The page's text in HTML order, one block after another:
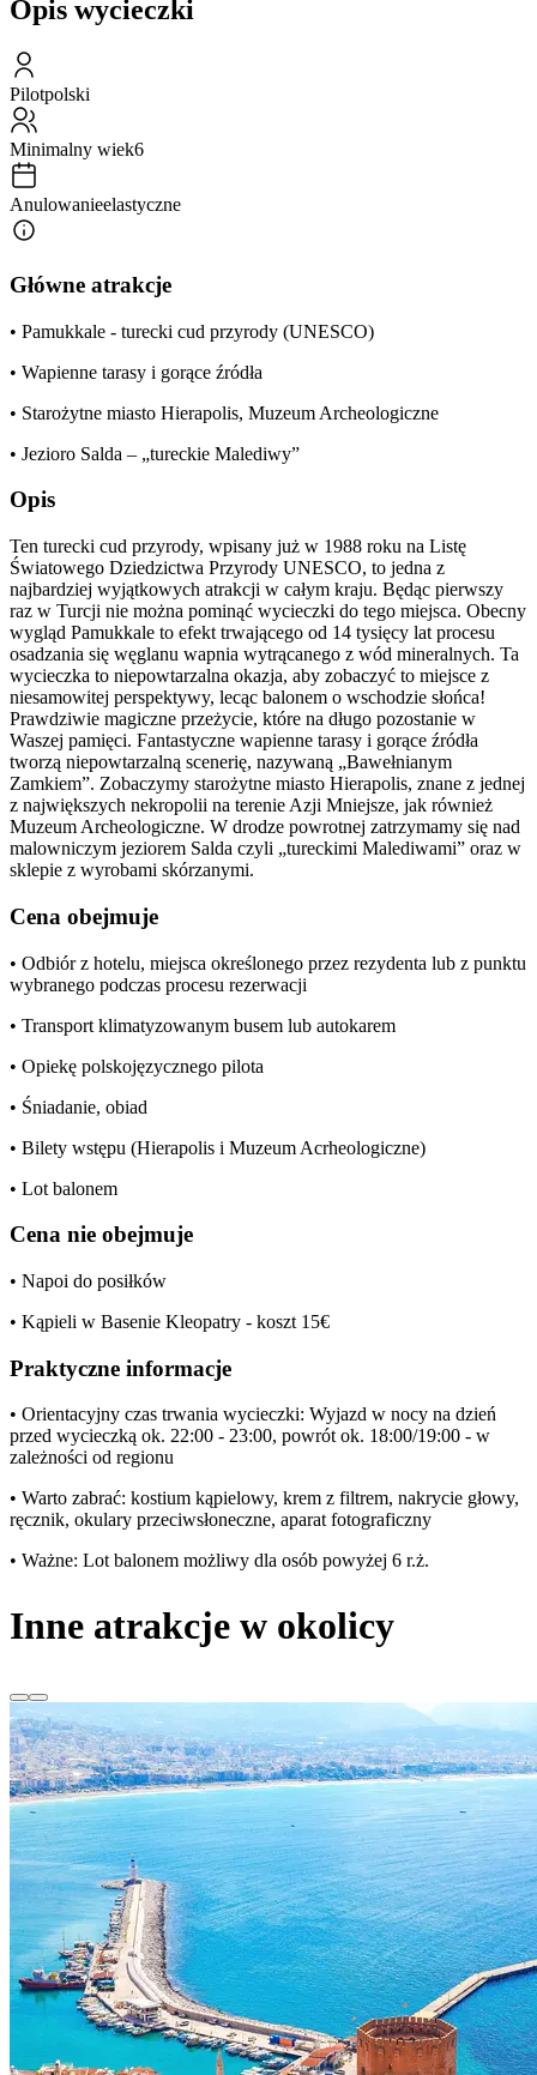
Opis wycieczki
Pilotpolski
Minimalny wiek6
Anulowanieelastyczne
Główne atrakcje
• Pamukkale - turecki cud przyrody (UNESCO)
• Wapienne tarasy i gorące źródła
• Starożytne miasto Hierapolis, Muzeum Archeologiczne
• Jezioro Salda – „tureckie Malediwy”
Opis
Ten turecki cud przyrody, wpisany już w 1988 roku na Listę
Światowego Dziedzictwa Przyrody UNESCO, to jedna z
najbardziej wyjątkowych atrakcji w całym kraju. Będąc pierwszy
raz w Turcji nie można pominąć wycieczki do tego miejsca. Obecny
wygląd Pamukkale to efekt trwającego od 14 tysięcy lat procesu
osadzania się węglanu wapnia wytrącanego z wód mineralnych. Ta
wycieczka to niepowtarzalna okazja, aby zobaczyć to miejsce z
niesamowitej perspektywy, lecąc balonem o wschodzie słońca!
Prawdziwie magiczne przeżycie, które na długo pozostanie w
Waszej pamięci. Fantastyczne wapienne tarasy i gorące źródła
tworzą niepowtarzalną scenerię, nazywaną „Bawełnianym
Zamkiem”. Zobaczymy starożytne miasto Hierapolis, znane z jednej
z największych nekropolii na terenie Azji Mniejsze, jak również
Muzeum Archeologiczne. W drodze powrotnej zatrzymamy się nad
malowniczym jeziorem Salda czyli „tureckimi Malediwami” oraz w
sklepie z wyrobami skórzanymi.
Cena obejmuje
• Odbiór z hotelu, miejsca określonego przez rezydenta lub z punktu
wybranego podczas procesu rezerwacji
• Transport klimatyzowanym busem lub autokarem
• Opiekę polskojęzycznego pilota
• Śniadanie, obiad
• Bilety wstępu (Hierapolis i Muzeum Acrheologiczne)
• Lot balonem
Cena nie obejmuje
• Napoi do posiłków
• Kąpieli w Basenie Kleopatry - koszt 15€
Praktyczne informacje
• Orientacyjny czas trwania wycieczki: Wyjazd w nocy na dzień
przed wycieczką ok. 22:00 - 23:00, powrót ok. 18:00/19:00 - w
zależności od regionu
• Warto zabrać: kostium kąpielowy, krem z filtrem, nakrycie głowy,
ręcznik, okulary przeciwsłoneczne, aparat fotograficzny
• Ważne: Lot balonem możliwy dla osób powyżej 6 r.ż.
Inne atrakcje w okolicy